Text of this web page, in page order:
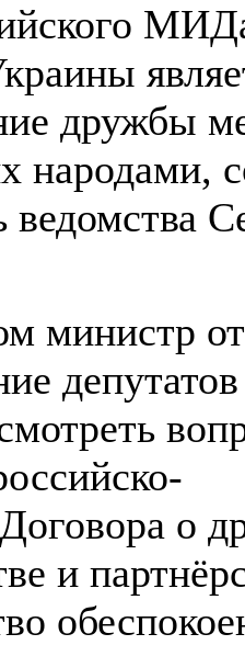
дружбы
народами,
ведомства
министр
депутатов
о
и